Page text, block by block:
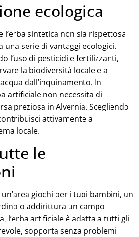
ecologica
l’erba sintetica non sia rispettosa
una serie di vantaggi ecologici.
l’uso di pesticidi e fertilizzanti,
la biodiversità locale e a
dall’inquinamento. In
artificiale non necessita di
preziosa in Alvernia. Scegliendo
attivamente a
locale.
le
giochi per i tuoi bambini, un
o addirittura un campo
l’erba artificiale è adatta a tutti gli
sopporta senza problemi